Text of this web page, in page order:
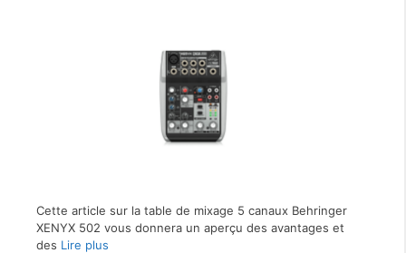
Cette article sur la table de mixage 5 canaux Behringer
XENYX 502 vous donnera un aperçu des avantages et
des Lire plus